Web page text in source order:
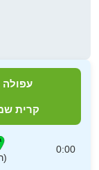
עפולה
קרית
0:00